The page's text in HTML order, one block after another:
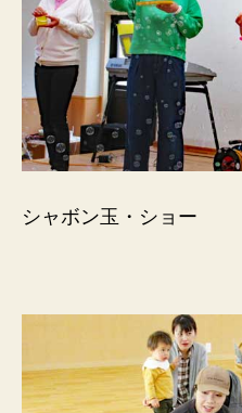
シャボン玉・ショー